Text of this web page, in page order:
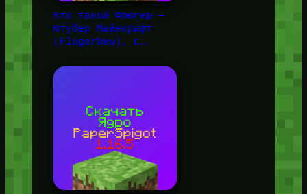
Кто такой Флюгер —
Ютубер Майнкрафт
(FlugerNew), с…